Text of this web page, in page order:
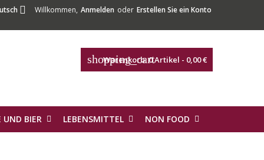
Willkommen, Anmelden oder Erstellen Sie ein Konto

shopping_cart
Warenkorb:0Artikel - 0,00 €
UND BIER LEBENSMITTEL NON FOOD